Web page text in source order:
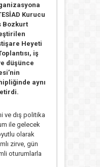
Kurucu
Bozkurt
Heyeti
iş
düşünce
aynı
ve dış politika
ile gelecek
olarak
zirve, gün
oturumlarla